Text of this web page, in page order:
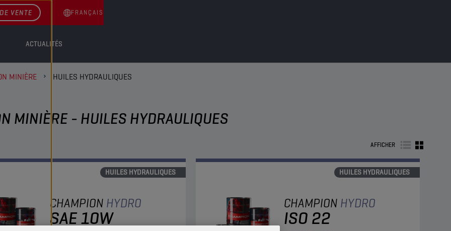
ACTUALITÉS
VENTE FRANÇAIS
MINIÈRE HUILES HYDRAULIQUES
MINIÈRE - HUILES HYDRAULIQUES
AFFICHER
HUILES HYDRAULIQUES
CHAMPION HYDRO
SAE 10W
HUILES HYDRAULIQUES
CHAMPION HYDRO
ISO 22